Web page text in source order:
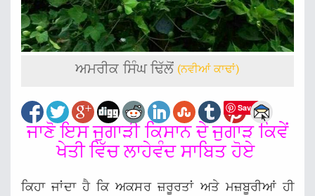
ਅਮਰੀਕ ਸਿੰਘ ਢਿੱਲੋਂ (ਨਵੀਆਂ ਕਾਢਾਂ)
Save
ਜਾਣੋ ਇਸ ਜੁਗਾੜੀ ਕਿਸਾਨ ਦੇ ਜੁਗਾੜ ਕਿਵੇਂ
ਖੇਤੀ ਵਿੱਚ ਲਾਹੇਵੰਦ ਸਾਬਿਤ ਹੋਏ
ਕਿਹਾ ਜਾਂਦਾ ਹੈ ਕਿ ਅਕਸਰ ਜ਼ਰੂਰਤਾਂ ਅਤੇ ਮਜ਼ਬੂਰੀਆਂ ਹੀ